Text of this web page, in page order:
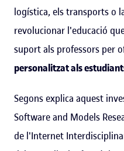
logística, els transports o
revolucionar l'educació
suport als professors per
personalitzat als
Segons explica aquest
Software and Models
de l'Internet